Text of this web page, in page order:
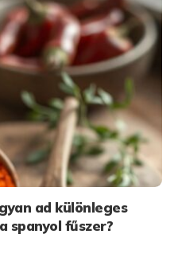
ad különleges
spanyol fűszer?